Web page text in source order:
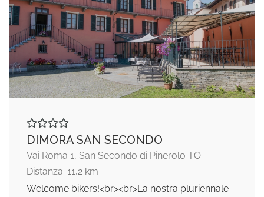
DIMORA SAN SECONDO
Vai Roma 1, San Secondo di Pinerolo TO
Distanza: 11,2 km
Welcome bikers!<br><br>La nostra pluriennale